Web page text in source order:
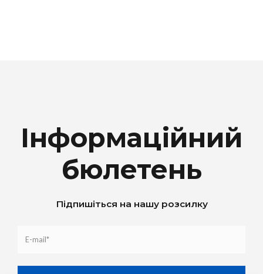
Інформаційний
бюлетень
Підпишіться на нашу розсилку